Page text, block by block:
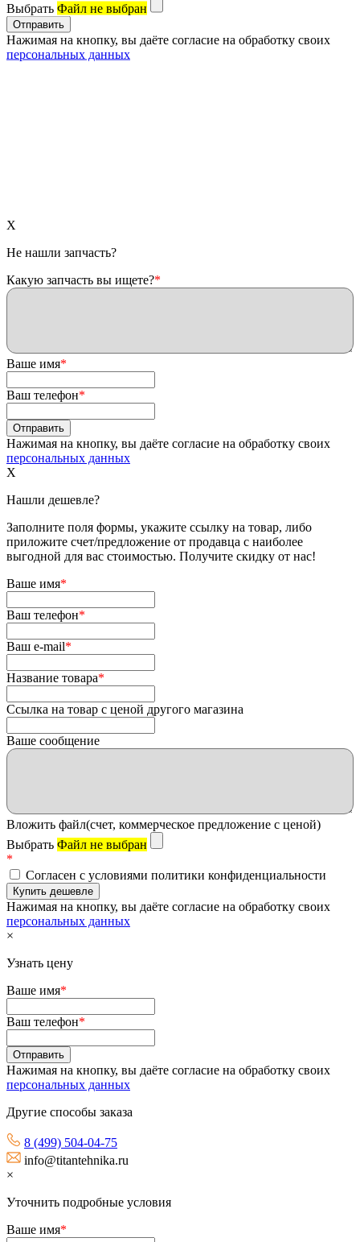
Выбрать Файл не выбран
Нажимая на кнопку, вы даёте согласие на обработку своих
персональных данных
X
Не нашли запчасть?
Какую запчасть вы ищете?*
Ваше имя*
Ваш телефон*
Нажимая на кнопку, вы даёте согласие на обработку своих
персональных данных
X
Нашли дешевле?
Заполните поля формы, укажите ссылку на товар, либо
приложите счет/предложение от продавца с наиболее
выгодной для вас стоимостью. Получите скидку от нас!
Ваше имя*
Ваш телефон*
Ваш e-mail*
Название товара*
Ссылка на товар с ценой другого магазина
Ваше сообщение
Вложить файл(счет, коммерческое предложение с ценой)
Выбрать Файл не выбран
*
Согласен с условиями политики конфиденциальности
Нажимая на кнопку, вы даёте согласие на обработку своих
персональных данных
×
Узнать цену
Ваше имя*
Ваш телефон*
Нажимая на кнопку, вы даёте согласие на обработку своих
персональных данных
Другие способы заказа
8 (499) 504-04-75
info@titantehnika.ru
×
Уточнить подробные условия
Ваше имя*